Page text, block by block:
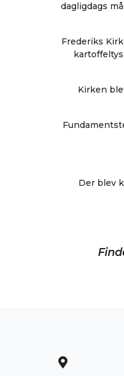
dagligdags
Frederiks
Kirken
Der blev